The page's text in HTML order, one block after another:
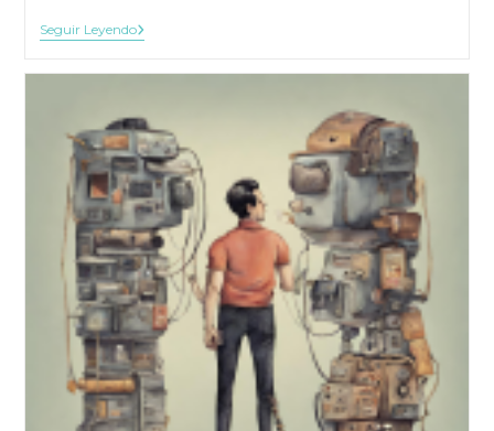
Seguir LeyendoPracticar
La
De
Las
Diferencias